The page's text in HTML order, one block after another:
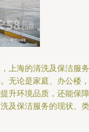
上海的清洗及保洁服务
无论是家庭、办公楼，
升环境品质，还能保障
及保洁服务的现状、类